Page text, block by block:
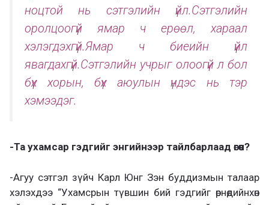
ноцтой нь сэтгэлийн үйл.Сэтгэлийн
оролцоогүй ямар ч ерөөл, хараал
хэлэгдэхгүй.Ямар ч биеийн үйл
явагдахгүй.Сэтгэлийн учрыг олоогүй л бол
бүх хорын, бүх аюулын үндэс нь тэр
хэмээдэг.
-Та ухамсар гэдгийг энгийнээр тайлбарлаад өгөөч?
-Агуу сэтгэл зүйч Карл Юнг Зэн буддизмын талаар
хэлэхдээ “Ухамсрын түвшин бий гэдгийг өрнөдийнхөн